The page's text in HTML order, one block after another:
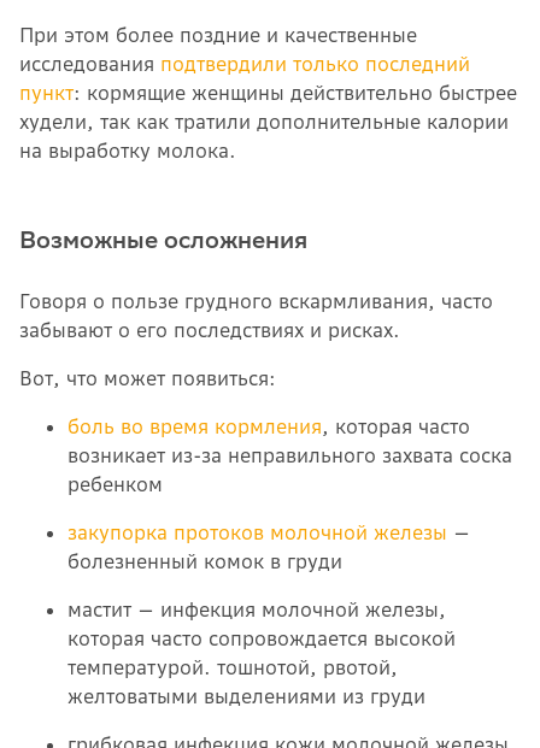
При этом более поздние и качественные
исследования подтвердили только последний
пункт: кормящие женщины действительно быстрее
худели, так как тратили дополнительные калории
на выработку молока.
Возможные осложнения
Говоря о пользе грудного вскармливания, часто
забывают о его последствиях и рисках.
Вот, что может появиться:
боль во время кормления, которая часто
возникает из-за неправильного захвата соска
ребенком
закупорка протоков молочной железы —
болезненный комок в груди
мастит — инфекция молочной железы,
которая часто сопровождается высокой
температурой. тошнотой, рвотой,
желтоватыми выделениями из груди